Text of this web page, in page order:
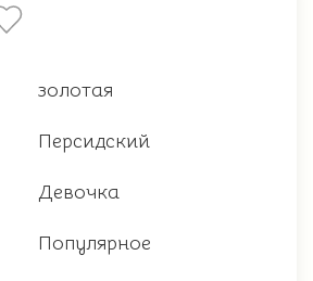
золотая
Персидский
Девочка
Популярное